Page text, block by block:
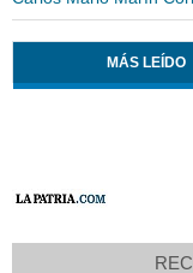
MÁS LEÍDO